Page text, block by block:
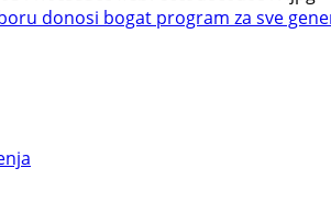
donosi bogat program za sve